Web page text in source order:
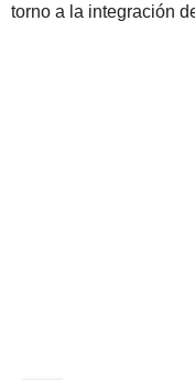
torno a la integración